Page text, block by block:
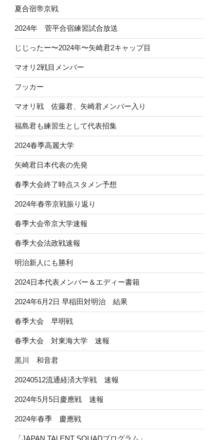
夏合宿帝京戦
2024年 菅平合宿練習試合放送
じじったー〜2024年〜矢崎君2キャップ目
マオリ2戦目メンバー
フッカー
マオリ戦 佐藤君、矢崎君メンバー入り
福島君も練習生として代表招集
2024春季高麗大学
矢崎君日本代表の先発
春季大会終了時点スタメン予想
2024年春帝京戦振り返り
春季大会帝京大学速報
春季大会法政戦速報
明治新人にも勝利
2024日本代表メンバー＆エディー書籍
2024年6月2日 早稲田対明治 結果
春季大会 早明戦
春季大会 対東海大学 速報
黒川 和音君
20240512流通経済大学戦 速報
2024年5月5日慶應戦 速報
2024年春季 慶應戦